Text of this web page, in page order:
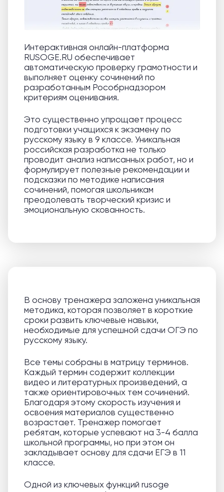
Интерактивная онлайн-платформа
RUSOGE.RU обеспечивает
автоматическую проверку грамотности и
выполняет оценку сочинений по
разработанным Рособрнадзором
критериям оценивания.
Это существенно упрощает процесс
подготовки учащихся к экзамену по
русскому языку в 9 классе. Уникальная
российская разработка не только
проводит анализ написанных работ, но и
формулирует полезные рекомендации и
подсказки по методике написания
сочинений, помогая школьникам
преодолевать творческий кризис и
эмоциональную скованность.
В основу тренажера заложена уникальная
методика, которая позволяет в короткие
сроки развить ключевые навыки,
необходимые для успешной сдачи ОГЭ по
русскому языку.
Все темы собраны в матрицу терминов.
Каждый термин содержит коллекции
видео и литературных произведений, а
также ориентировочных тем сочинений.
Благодаря этому скорость изучения и
освоения материалов существенно
возрастает. Тренажер помогает
ребятам, которые успевают на 3-4 балла
школьной программы, но при этом он
закладывает основу для сдачи ЕГЭ в 11
классе.
Одной из ключевых функций rusoge